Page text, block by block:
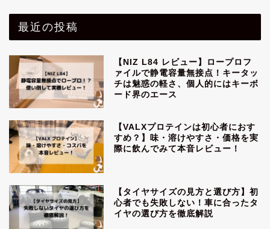
最近の投稿
【NIZ L84 レビュー】ロープロフ
ァイルで静電容量無接点！キータッ
チは魅惑の軽さ、個人的にはキーボ
ード界のエース
【VALXプロテインは初心者におす
すめ？】味・溶けやすさ・価格を実
際に飲んでみて本音レビュー！
【タイヤサイズの見方と選び方】初
心者でも失敗しない！車に合ったタ
イヤの選び方を徹底解説